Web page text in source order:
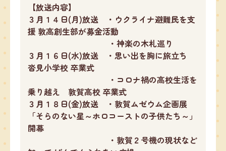
【放送内容】
３月１４日(月)放送 ・ウクライナ避難民を支
援 敦高創生部が募金活動
・神楽の木札巡り
３月１６日(水)放送 ・思い出を胸に旅立ち
沓見小学校 卒業式
・コロナ禍の高校生活を
乗り越え 敦賀高校 卒業式
３月１８日(金)放送 ・敦賀ムゼウム企画展
「そらのない星～ホロコーストの子供たち～」
開幕
・敦賀２号機の現状など